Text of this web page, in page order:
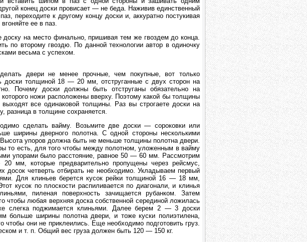
конец доски провисает — не беда. Наживив единственный
переходите к другому концу доски и, аккуратно постукивая
ее в паз.
доску на место финально, пришивая тем же гвоздем до конца.
по второму гвоздю. По данной технологии автор в одиночку
весьма с успехом.
двери не менее прочные, чем покупные, вот только
толщиной 18 — 20 мм, отструганные с двух сторон на
Почему доски должны быть отструганы обязательно на
ножи расположены вверху. Поэтому какой бы толщины
выходят все одинаковой толщины. Раз вы строгаете доски на
разница в толщине сохраняется.
сделать вайму. Возьмите две доски — сороковки или
ширины дверного полотна. С одной стороны несколькими
упоров должна быть не меньше толщины полотна двери.
то есть, для того чтобы между полотном, уложенным в вайму
упорами было расстояние, равное 50 — 60 мм. Рассмотрим
мм, которые предварительно пропущены через рейсмус,
досок четверть отбирать не необходимо. Укладываем первый
Для клиньев берется кусок рейки толщиной 16 — 18 мм,
по плоскости распиливается по диагонали, и клинья
пиленая поверхность зачищается рубанком. Затем
чтобы любая верхняя доска собственной серединой ложилась
слегка поджимается клиньями. Далее берем 2 — 3 доски
ширины полотна двери, и тоже куски полиэтилена,
они не приклеились. Еще необходимо подготовить груз.
и т. п. Общий вес груза должен быть 120 — 150 кг.